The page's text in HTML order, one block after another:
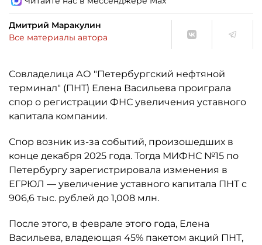
Дмитрий Маракулин
Все материалы автора
Совладелица АО "Петербургский нефтяной
терминал" (ПНТ) Елена Васильева проиграла
спор о регистрации ФНС увеличения уставного
капитала компании.
Спор возник из-за событий, произошедших в
конце декабря 2025 года. Тогда МИФНС №15 по
Петербургу зарегистрировала изменения в
ЕГРЮЛ — увеличение уставного капитала ПНТ с
906,6 тыс. рублей до 1,008 млн.
После этого, в феврале этого года, Елена
Васильева, владеющая 45% пакетом акций ПНТ,